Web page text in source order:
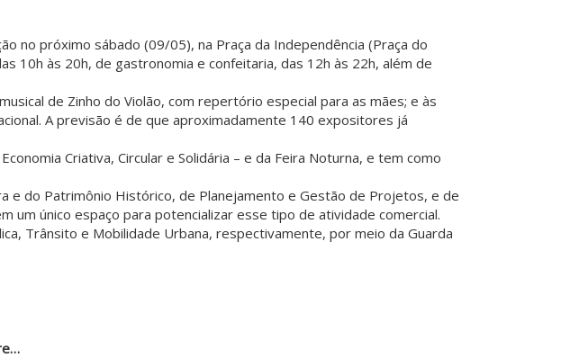
no próximo sábado (09/05), na Praça da Independência (Praça do
10h às 20h, de gastronomia e confeitaria, das 12h às 22h, além de
de Zinho do Violão, com repertório especial para as mães; e às
A previsão é de que aproximadamente 140 expositores já
Criativa, Circular e Solidária – e da Feira Noturna, e tem como
e do Patrimônio Histórico, de Planejamento e Gestão de Projetos, e de
um único espaço para potencializar esse tipo de atividade comercial.
Trânsito e Mobilidade Urbana, respectivamente, por meio da Guarda